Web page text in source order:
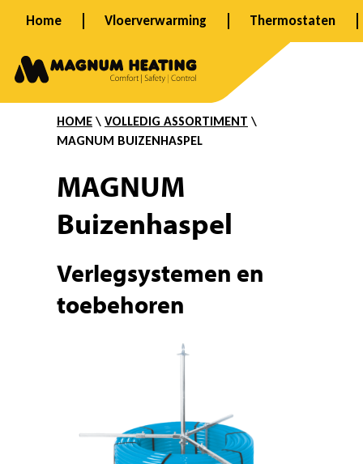
inhoud
Home Vloerverwarming Thermostaten
B
HOME \ VOLLEDIG ASSORTIMENT \
MAGNUM BUIZENHASPEL
MAGNUM
Buizenhaspel
Verlegsystemen en
toebehoren